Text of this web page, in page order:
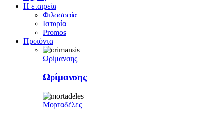
Η εταιρεία
Φιλοσοφία
Ιστορία
Promos
Προιόντα
Ωρίμανσης
Ωρίμανσης
Μορταδέλες